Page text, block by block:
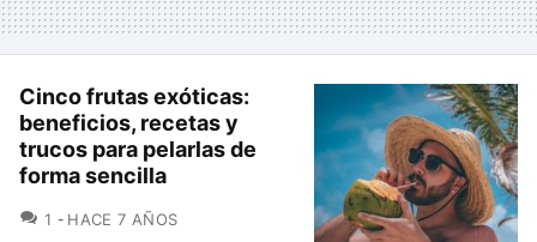
Cinco frutas exóticas:
beneficios, recetas y
trucos para pelarlas de
forma sencilla
1 COMENTARIOS
HACE 7 AÑOS